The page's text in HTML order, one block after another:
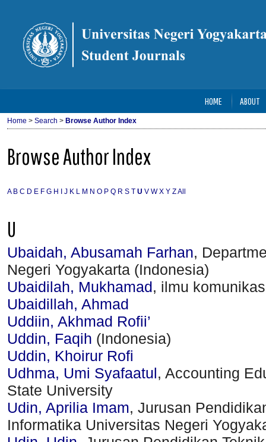
HOME ABOUT
Home > Search > Browse Author Index
Browse Author Index
A B C D E F G H J K L M N O P Q R S T U V W X Y ZAll
U
Ubaidah, Abusamah Farhan,
Negeri Yogyakarta (Indonesia)
Ubaidilah, Mukhamad, ilmu
Ubaidillah, Ahmad
Uddiin, Akhmad Rofii’
Uddin, Faqih (Indonesia)
Uddin, Khoirur Rofi
Udhma, Umi Syafaatul, Accounting
State University
Udin, Aprilia Imam, Jurusan
Informatika Universitas Negeri